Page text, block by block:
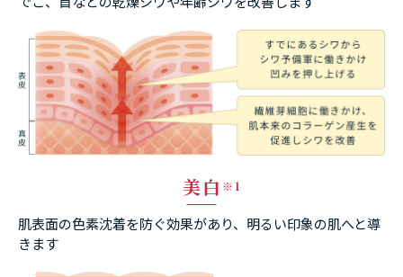
美白 ※1
肌表面の色素沈着を防ぐ効果があり、明るい印象の肌へと導
きます